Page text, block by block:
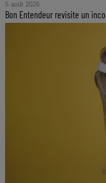
5 août 2026
Bon Entendeur revisite un